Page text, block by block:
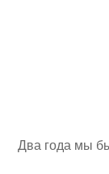
Два года мы